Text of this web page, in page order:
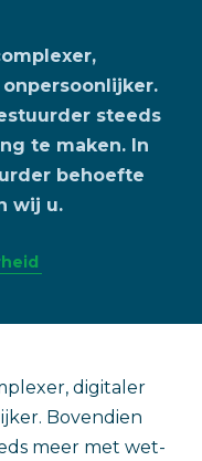
steeds
te maken. In
behoefte
wij u.
digitaler
Bovendien
meer met wet-